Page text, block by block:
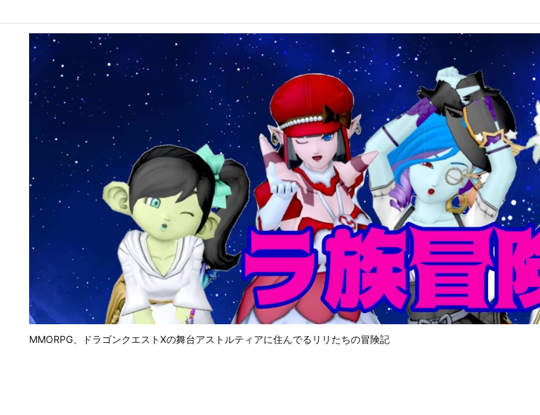
MMORPG、ドラゴンクエストⅩの舞台アストルティアに住んでるリリたちの冒険記